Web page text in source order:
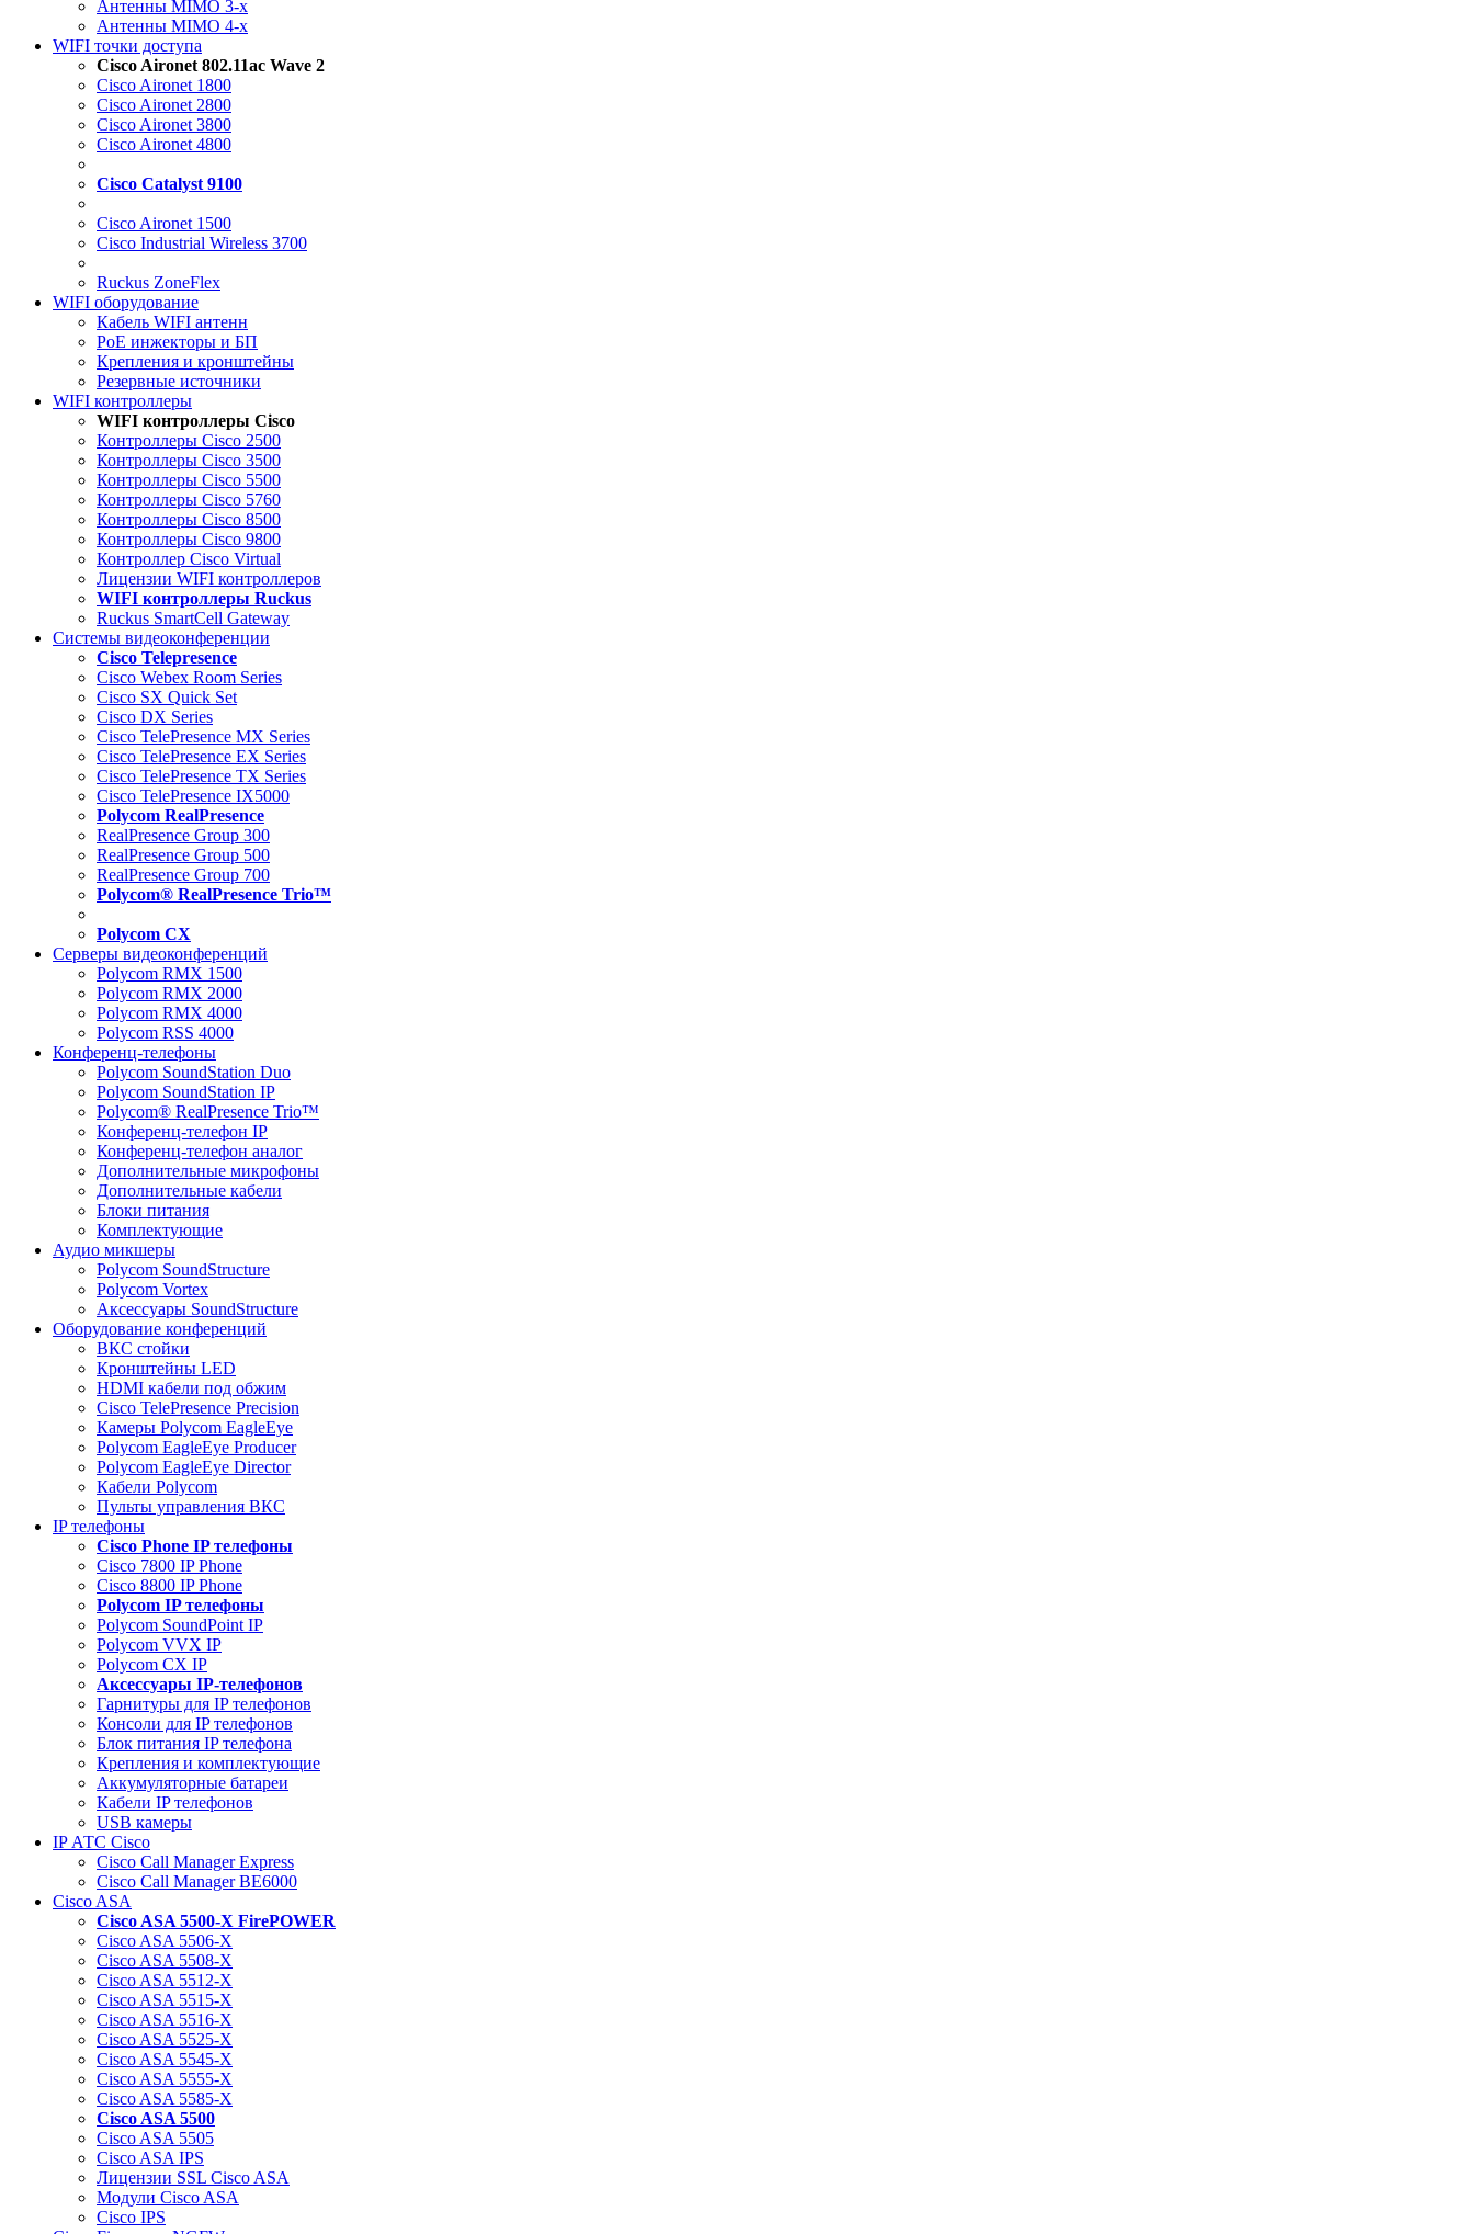
Антенны MIMO 3-x
Антенны MIMO 4-x
WIFI точки доступа
Cisco Aironet 802.11ac Wave 2
Cisco Aironet 1800
Cisco Aironet 2800
Cisco Aironet 3800
Cisco Aironet 4800
Cisco Catalyst 9100
Cisco Aironet 1500
Cisco Industrial Wireless 3700
Ruckus ZoneFlex
WIFI оборудование
Кабель WIFI антенн
PoE инжекторы и БП
Крепления и кронштейны
Резервные источники
WIFI контроллеры
WIFI контроллеры Cisco
Контроллеры Cisco 2500
Контроллеры Cisco 3500
Контроллеры Cisco 5500
Контроллеры Cisco 5760
Контроллеры Cisco 8500
Контроллеры Cisco 9800
Контроллер Cisco Virtual
Лицензии WIFI контроллеров
WIFI контроллеры Ruckus
Ruckus SmartCell Gateway
Системы видеоконференции
Cisco Telepresence
Cisco Webex Room Series
Cisco SX Quick Set
Cisco DX Series
Cisco TelePresence MX Series
Cisco TelePresence EX Series
Cisco TelePresence TX Series
Cisco TelePresence IX5000
Polycom RealPresence
RealPresence Group 300
RealPresence Group 500
RealPresence Group 700
Polycom® RealPresence Trio™
Polycom CX
Серверы видеоконференций
Polycom RMX 1500
Polycom RMX 2000
Polycom RMX 4000
Polycom RSS 4000
Конференц-телефоны
Polycom SoundStation Duo
Polycom SoundStation IP
Polycom® RealPresence Trio™
Конференц-телефон IP
Конференц-телефон аналог
Дополнительные микрофоны
Дополнительные кабели
Блоки питания
Комплектующие
Аудио микшеры
Polycom SoundStructure
Polycom Vortex
Аксессуары SoundStructure
Оборудование конференций
ВКС стойки
Кронштейны LED
HDMI кабели под обжим
Cisco TelePresence Precision
Камеры Polycom EagleEye
Polycom EagleEye Producer
Polycom EagleEye Director
Кабели Polycom
Пульты управления ВКС
IP телефоны
Сisco Phone IP телефоны
Cisco 7800 IP Phone
Cisco 8800 IP Phone
Polycom IP телефоны
Polycom SoundPoint IP
Polycom VVX IP
Polycom CX IP
Аксессуары IP-телефонов
Гарнитуры для IP телефонов
Консоли для IP телефонов
Блок питания IP телефона
Крепления и комплектующие
Аккумуляторные батареи
Кабели IP телефонов
USB камеры
IP АТС Cisco
Cisco Call Manager Express
Cisco Call Manager BE6000
Cisco ASA
Cisco ASA 5500-X FirePOWER
Cisco ASA 5506-X
Cisco ASA 5508-X
Cisco ASA 5512-X
Cisco ASA 5515-X
Cisco ASA 5516-X
Cisco ASA 5525-X
Cisco ASA 5545-X
Cisco ASA 5555-X
Cisco ASA 5585-X
Cisco ASA 5500
Cisco ASA 5505
Cisco ASA IPS
Лицензии SSL Cisco ASA
Модули Cisco ASA
Cisco IPS